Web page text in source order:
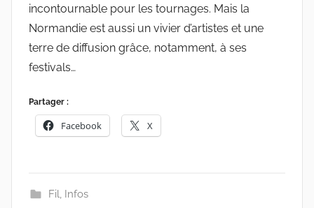
incontournable pour les tournages. Mais la
Normandie est aussi un vivier d’artistes et une
terre de diffusion grâce, notamment, à ses
festivals…
Partager :
Facebook X
Fil Infos